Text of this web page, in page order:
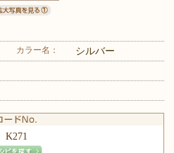
カラー名： シルバー
K271